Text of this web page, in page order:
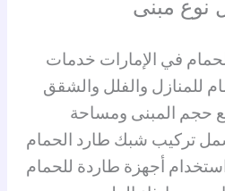
مبنى
في الإمارات خدمات
للمنازل والفلل والشقق
حجم المبنى ومساحة
تركيب شبك طارد الحمام
أجهزة طاردة للحمام